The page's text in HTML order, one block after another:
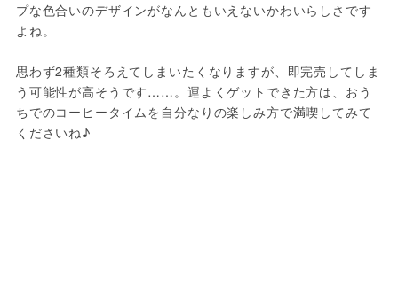
プな色合いのデザインがなんともいえないかわいらしさです
よね。
思わず2種類そろえてしまいたくなりますが、即完売してしま
う可能性が高そうです……。運よくゲットできた方は、おう
ちでのコーヒータイムを自分なりの楽しみ方で満喫してみて
くださいね♪